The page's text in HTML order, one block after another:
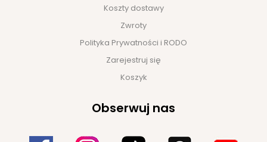
Koszty dostawy
Zwroty
Polityka Prywatności i RODO
Zarejestruj się
Koszyk
Obserwuj nas